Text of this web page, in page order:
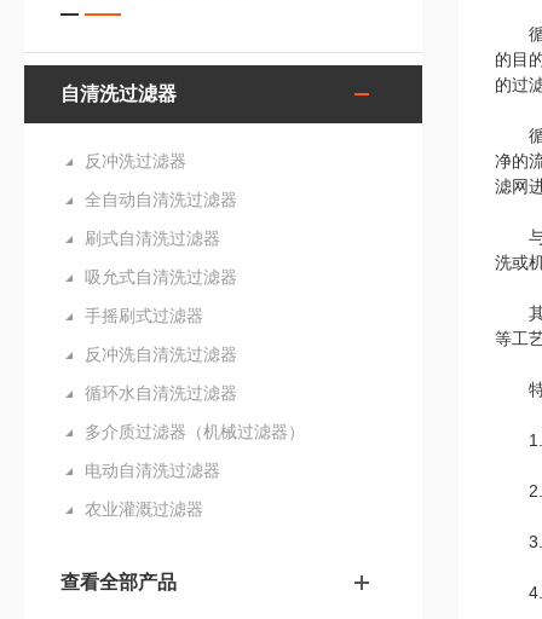
自清洗过滤器
反冲洗过滤器
全自动自清洗过滤器
刷式自清洗过滤器
吸允式自清洗过滤器
手摇刷式过滤器
反冲洗自清洗过滤器
循环水自清洗过滤器
多介质过滤器（机械过滤器）
电动自清洗过滤器
农业灌溉过滤器
查看全部产品
循
的目
的过
循
净的
滤网
与
洗或
其
等工
特
1.不
2.过
3.清
4.安